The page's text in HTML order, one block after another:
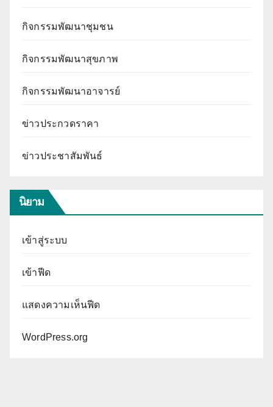
กิจกรรมพัฒนาชุมชน
กิจกรรมพัฒนาสุขภาพ
กิจกรรมพัฒนาอาจารย์
ข่าวประกวดราคา
ข่าวประชาสัมพันธ์
นิยาม
เข้าสู่ระบบ
เข้าฟีด
แสดงความเห็นฟีด
WordPress.org